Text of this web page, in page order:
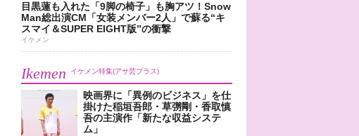
目黒蓮も入れた「9脚の椅子」も胸アツ！Snow
Man総出演CM「女装メンバー2人」で蘇る“キ
スマイ＆SUPER EIGHT版”の衝撃
イケメン
Ikemen イケメン特集(アサ芸プラス)
映画界に「異例のビジネス」を仕
掛けた稲垣吾郎・草彅剛・香取慎
吾の主演作「新たな収益システ
ム」